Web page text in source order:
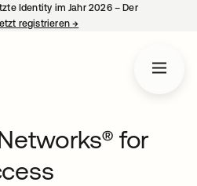
Identity im Jahr 2026 – Der
registrieren→
for